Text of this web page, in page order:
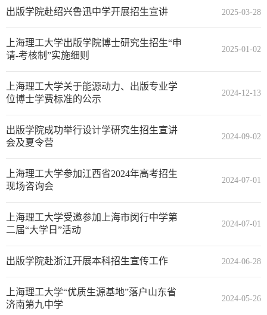
出版学院赴绍兴鲁迅中学开展招生宣讲 2025-03-28
上海理工大学出版学院博士研究生招生“申
请-考核制”实施细则
2025-01-02
上海理工大学关于能源动力、出版专业学
位博士学费标准的公示
2024-12-13
出版学院成功举行设计学研究生招生宣讲
会及夏令营
2024-09-02
上海理工大学参加江西省2024年高考招生
现场咨询会
2024-07-01
上海理工大学受邀参加上海市闵行中学第
二届“大学日”活动
2024-07-01
出版学院赴浙江开展本科招生宣传工作 2024-06-28
​上海理工大学“优质生源基地”落户山东省
济南第九中学
2024-05-26